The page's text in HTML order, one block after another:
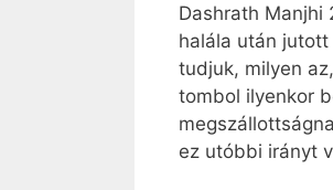
Dashrath
halála után
tudjuk, milyen
tombol ilyenkor
ez utóbbi irányt